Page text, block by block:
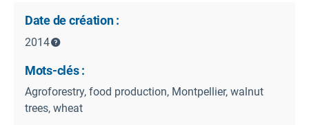
Date de création :
2014
Mots-clés :
Agroforestry, food production, Montpellier, walnut
trees, wheat